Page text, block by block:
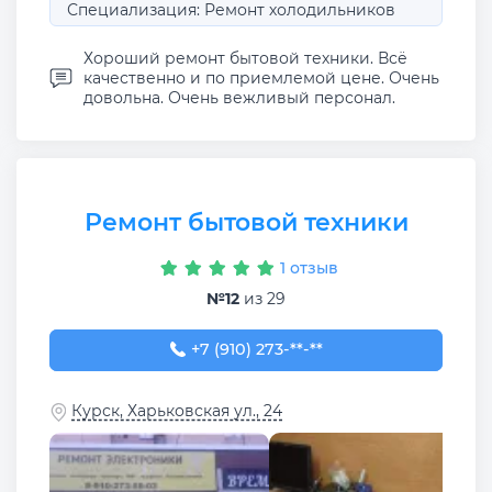
Специализация: Ремонт холодильников
Хороший ремонт бытовой техники. Всё
качественно и по приемлемой цене. Очень
довольна. Очень вежливый персонал.
Ремонт бытовой техники
1 отзыв
№12 из 29
+7 (910) 273-59-03
+7 (910) 273-**-**
Курск, Харьковская ул., 24